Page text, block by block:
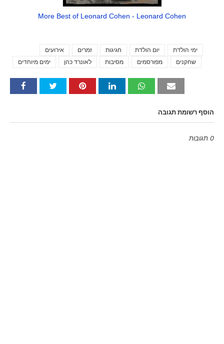
More Best of Leonard Cohen - Leonard Cohen
אירועים זמרים חגיגות יום הולדת
ימי הולדת
ימים מיוחדים
לאונרד כהן מסיבות מפורסמים שחקנים
הוסף רשומת תגובה
0 תגובות